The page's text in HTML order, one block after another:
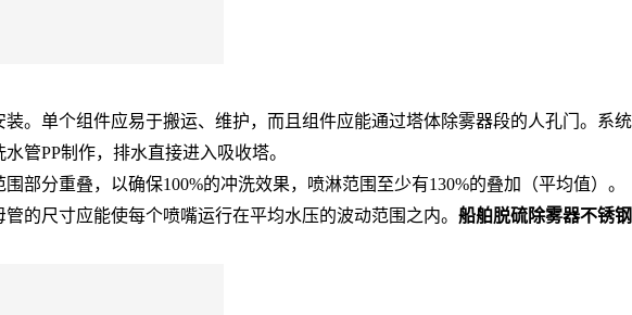
装。单个组件应易于搬运、维护，而且组件应能通过塔体除雾器段的人孔门。系
管PP制作，排水直接进入吸收塔。
部分重叠，以确保100%的冲洗效果，喷淋范围至少有130%的叠加（平均值）。
的尺寸应能使每个喷嘴运行在平均水压的波动范围之内。 船舶脱硫除雾器不锈